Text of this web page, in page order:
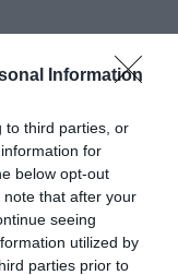
Information
to third parties, or
for
below opt-out
that after your
seeing
utilized by
parties prior to